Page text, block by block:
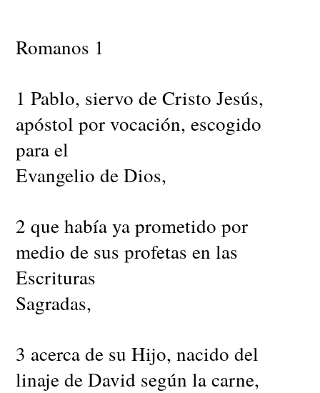
Romanos 1
1 Pablo, siervo de Cristo Jesús,
apóstol por vocación, escogido
para el
Evangelio de Dios,
2 que había ya prometido por
medio de sus profetas en las
Escrituras
Sagradas,
3 acerca de su Hijo, nacido del
linaje de David según la carne,